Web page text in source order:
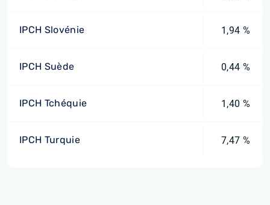
IPCH Slovénie 1,94 %
IPCH Suède 0,44 %
IPCH Tchéquie 1,40 %
IPCH Turquie 7,47 %